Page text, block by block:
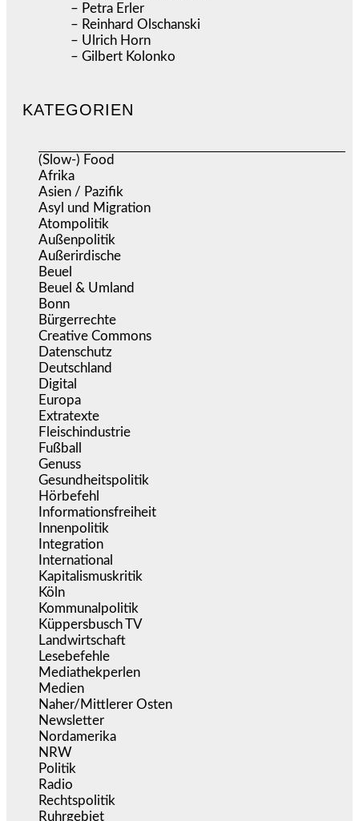
– Petra Erler
– Reinhard Olschanski
– Ulrich Horn
– Gilbert Kolonko
KATEGORIEN
(Slow-) Food
Afrika
Asien / Pazifik
Asyl und Migration
Atompolitik
Außenpolitik
Außerirdische
Beuel
Beuel & Umland
Bonn
Bürgerrechte
Creative Commons
Datenschutz
Deutschland
Digital
Europa
Extratexte
Fleischindustrie
Fußball
Genuss
Gesundheitspolitik
Hörbefehl
Informationsfreiheit
Innenpolitik
Integration
International
Kapitalismuskritik
Köln
Kommunalpolitik
Küppersbusch TV
Landwirtschaft
Lesebefehle
Mediathekperlen
Medien
Naher/Mittlerer Osten
Newsletter
Nordamerika
NRW
Politik
Radio
Rechtspolitik
Ruhrgebiet